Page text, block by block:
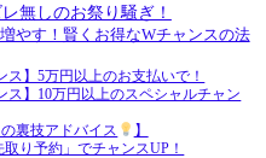
無しのお祭り騒ぎ！
やす！賢くお得なWチャンスの法
ス】5万円以上のお支払いで！
ス】10万円以上のスペシャルチャン
の裏技アドバイス
】
り予約」でチャンスUP！